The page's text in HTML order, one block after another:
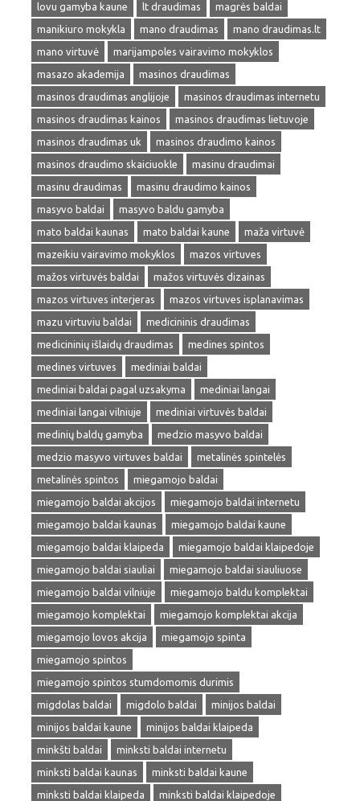
lovu gamyba kaune
lt draudimas
magrės baldai
manikiuro mokykla
mano draudimas
mano draudimas.lt
mano virtuvė
marijampoles vairavimo mokyklos
masazo akademija
masinos draudimas
masinos draudimas anglijoje
masinos draudimas internetu
masinos draudimas kainos
masinos draudimas lietuvoje
masinos draudimas uk
masinos draudimo kainos
masinos draudimo skaiciuokle
masinu draudimai
masinu draudimas
masinu draudimo kainos
masyvo baldai
masyvo baldu gamyba
mato baldai kaunas
mato baldai kaune
maža virtuvė
mazeikiu vairavimo mokyklos
mazos virtuves
mažos virtuvės baldai
mažos virtuvės dizainas
mazos virtuves interjeras
mazos virtuves isplanavimas
mazu virtuviu baldai
medicininis draudimas
medicininių išlaidų draudimas
medines spintos
medines virtuves
mediniai baldai
mediniai baldai pagal uzsakyma
mediniai langai
mediniai langai vilniuje
mediniai virtuvės baldai
medinių baldų gamyba
medzio masyvo baldai
medzio masyvo virtuves baldai
metalinės spintelės
metalinės spintos
miegamojo baldai
miegamojo baldai akcijos
miegamojo baldai internetu
miegamojo baldai kaunas
miegamojo baldai kaune
miegamojo baldai klaipeda
miegamojo baldai klaipedoje
miegamojo baldai siauliai
miegamojo baldai siauliuose
miegamojo baldai vilniuje
miegamojo baldu komplektai
miegamojo komplektai
miegamojo komplektai akcija
miegamojo lovos akcija
miegamojo spinta
miegamojo spintos
miegamojo spintos stumdomomis durimis
migdolas baldai
migdolo baldai
minijos baldai
minijos baldai kaune
minijos baldai klaipeda
minkšti baldai
minksti baldai internetu
minksti baldai kaunas
minksti baldai kaune
minksti baldai klaipeda
minksti baldai klaipedoje